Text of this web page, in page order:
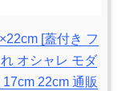
[蓋付き フ
オシャレ モダ
22cm 通販